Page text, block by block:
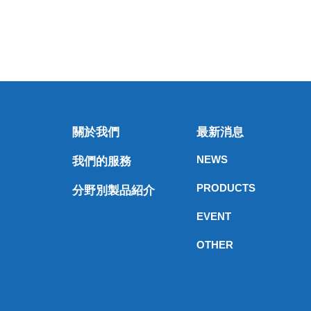
關於我們
我們的服務
分野別製品紹介
最新消息
NEWS
PRODUCTS
EVENT
OTHER